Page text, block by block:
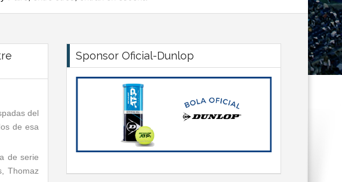
del
de esa
de serie
Thomaz
Sponsor Oficial-Dunlop